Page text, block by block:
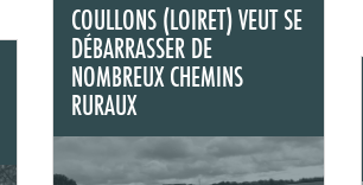
COULLONS (LOIRET) VEUT SE
DÉBARRASSER DE
NOMBREUX CHEMINS
RURAUX